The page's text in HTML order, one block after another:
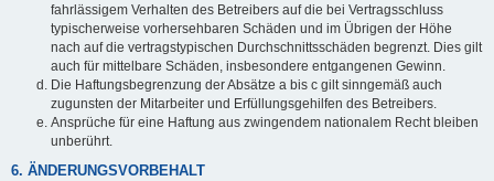
fahrlässigem Verhalten des Betreibers auf die bei Vertragsschluss
typischerweise vorhersehbaren Schäden und im Übrigen der Höhe
nach auf die vertragstypischen Durchschnittsschäden begrenzt. Dies gilt
auch für mittelbare Schäden, insbesondere entgangenen Gewinn.
Die Haftungsbegrenzung der Absätze a bis c gilt sinngemäß auch
zugunsten der Mitarbeiter und Erfüllungsgehilfen des Betreibers.
Ansprüche für eine Haftung aus zwingendem nationalem Recht bleiben
unberührt.
6. ÄNDERUNGSVORBEHALT